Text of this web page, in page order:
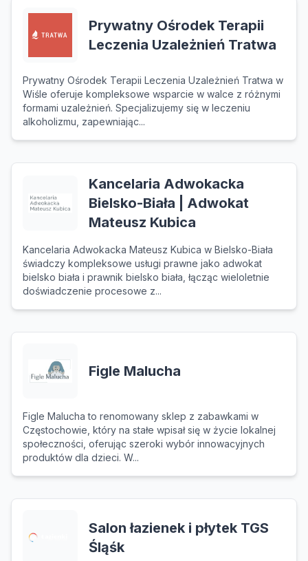
Prywatny Ośrodek Terapii
Leczenia Uzależnień Tratwa
Prywatny Ośrodek Terapii Leczenia Uzależnień Tratwa w
Wiśle oferuje kompleksowe wsparcie w walce z różnymi
formami uzależnień. Specjalizujemy się w leczeniu
alkoholizmu, zapewniając...
Kancelaria Adwokacka
Bielsko-Biała | Adwokat
Mateusz Kubica
Kancelaria Adwokacka Mateusz Kubica w Bielsko-Biała
świadczy kompleksowe usługi prawne jako adwokat
bielsko biała i prawnik bielsko biała, łącząc wieloletnie
doświadczenie procesowe z...
Figle Malucha
Figle Malucha to renomowany sklep z zabawkami w
Częstochowie, który na stałe wpisał się w życie lokalnej
społeczności, oferując szeroki wybór innowacyjnych
produktów dla dzieci. W...
Salon łazienek i płytek TGS
Śląśk